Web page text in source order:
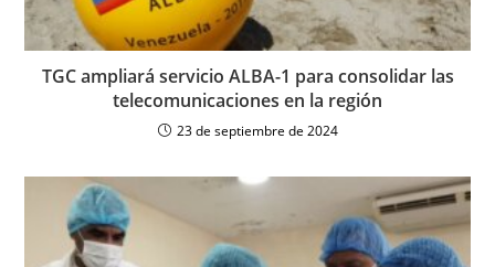
TGC ampliará servicio ALBA-1 para consolidar las
telecomunicaciones en la región
23 de septiembre de 2024